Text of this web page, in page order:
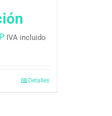
IVA incluido
Detalles